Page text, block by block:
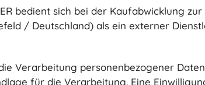
bedient sich bei der Kaufabwicklung
/ Deutschland) als ein externer
Verarbeitung personenbezogener
für die Verarbeitung. Eine